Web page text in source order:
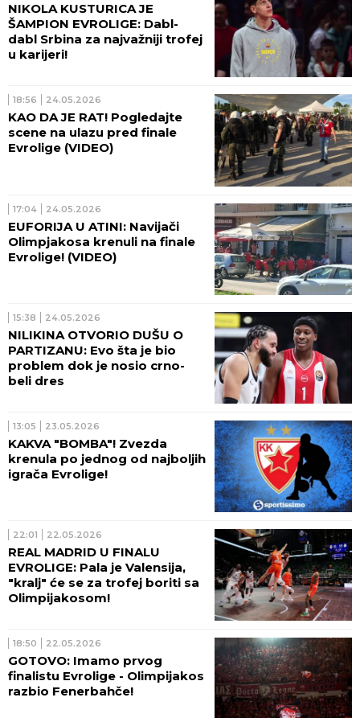
NIKOLA KUSTURICA JE
ŠAMPION EVROLIGE: Dabl-
dabl Srbina za najvažniji trofej
u karijeri!
18:56 24.05.2026
KAO DA JE RAT! Pogledajte
scene na ulazu pred finale
Evrolige (VIDEO)
17:04 24.05.2026
EUFORIJA U ATINI: Navijači
Olimpjakosa krenuli na finale
Evrolige! (VIDEO)
15:38 24.05.2026
NILIKINA OTVORIO DUŠU O
PARTIZANU: Evo šta je bio
problem dok je nosio crno-
beli dres
13:05 23.05.2026
KAKVA "BOMBA"! Zvezda
krenula po jednog od najboljih
igrača Evrolige!
22:01 22.05.2026
REAL MADRID U FINALU
EVROLIGE: Pala je Valensija,
"kralj" će se za trofej boriti sa
Olimpijakosom!
18:50 22.05.2026
GOTOVO: Imamo prvog
finalistu Evrolige - Olimpijakos
razbio Fenerbahče!